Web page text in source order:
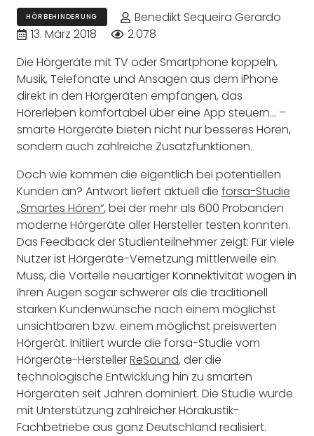
HÖRBEHINDERUNG
Benedikt Sequeira Gerardo
13. März 2018
2.078
Die Hörgeräte mit TV oder Smartphone koppeln,
Musik, Telefonate und Ansagen aus dem iPhone
direkt in den Hörgeräten empfangen, das
Hörerleben komfortabel über eine App steuern… –
smarte Hörgeräte bieten nicht nur besseres Hören,
sondern auch zahlreiche Zusatzfunktionen.
Doch wie kommen die eigentlich bei potentiellen
Kunden an? Antwort liefert aktuell die forsa-Studie
„Smartes Hören“, bei der mehr als 600 Probanden
moderne Hörgeräte aller Hersteller testen konnten.
Das Feedback der Studienteilnehmer zeigt: Für viele
Nutzer ist Hörgeräte-Vernetzung mittlerweile ein
Muss, die Vorteile neuartiger Konnektivität wogen in
ihren Augen sogar schwerer als die traditionell
starken Kundenwünsche nach einem möglichst
unsichtbaren bzw. einem möglichst preiswerten
Hörgerät. Initiiert wurde die forsa-Studie vom
Hörgeräte-HerstellerReSound, der die
technologische Entwicklung hin zu smarten
Hörgeräten seit Jahren dominiert. Die Studie wurde
mit Unterstützung zahlreicher Hörakustik-
Fachbetriebe aus ganz Deutschland realisiert.